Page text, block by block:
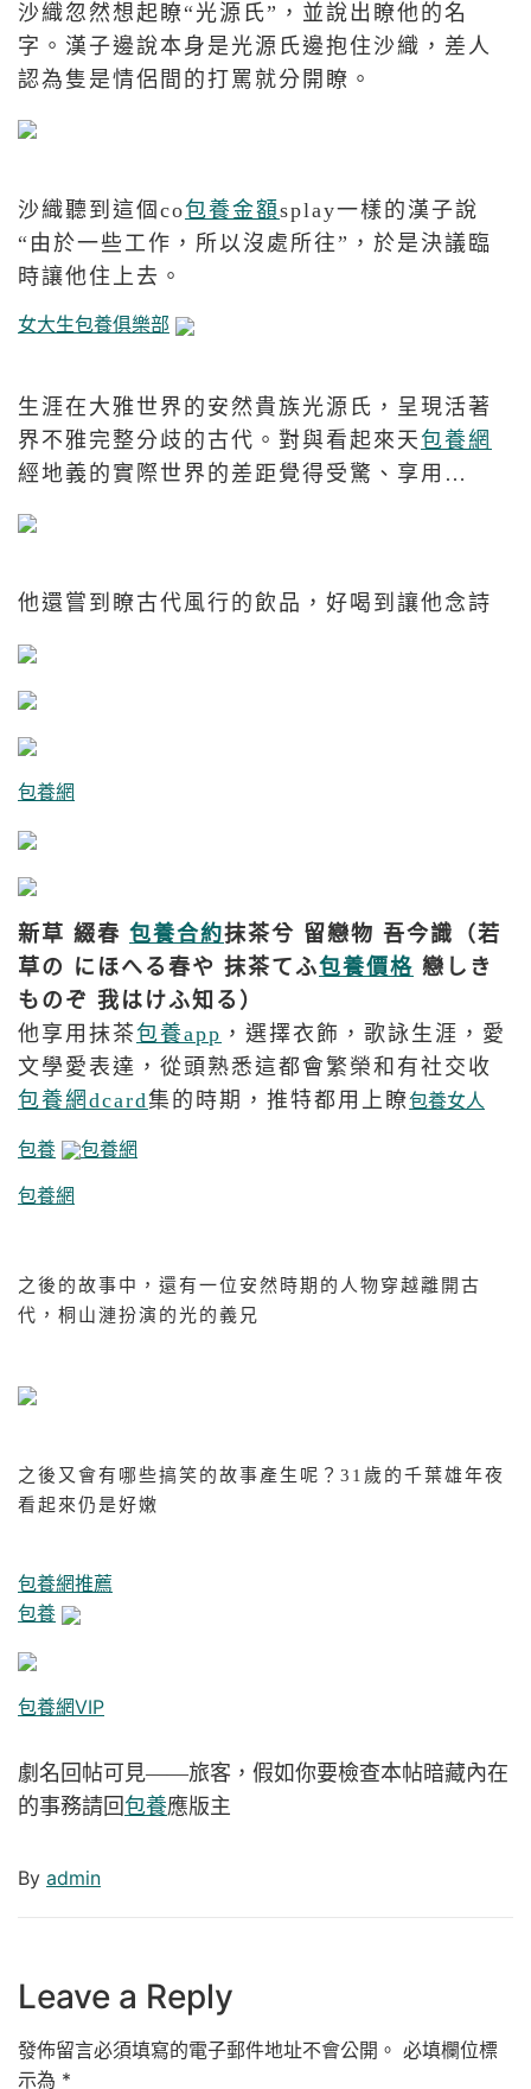
沙織忽然想起瞭“光源氏”，並說出瞭他的名
字。漢子邊說本身是光源氏邊抱住沙織，差人
認為隻是情侶間的打罵就分開瞭。
沙織聽到這個co包養金額splay一樣的漢子說
“由於一些工作，所以沒處所往”，於是決議臨
時讓他住上去。
女大生包養俱樂部
生涯在大雅世界的安然貴族光源氏，呈現活著
界不雅完整分歧的古代。對與看起來天包養網
經地義的實際世界的差距覺得受驚、享用…
他還嘗到瞭古代風行的飲品，好喝到讓他念詩
包養網
新草 綴春 包養合約抹茶兮 留戀物 吾今識（若
草の にほへる春や 抹茶てふ包養價格 戀しき
ものぞ 我はけふ知る）
他享用抹茶包養app ，選擇衣飾，歌詠生涯，愛
文學愛表達，從頭熟悉這都會繁榮和有社交收
包養網dcard集的時期，推特都用上瞭包養女人
包養
包養網
包養網
之後的故事中，還有一位安然時期的人物穿越離開古
代，桐山漣扮演的光的義兄
之後又會有哪些搞笑的故事產生呢？31歲的千葉雄年夜
看起來仍是好嫩
包養網推薦
包養
包養網VIP
劇名回帖可見——旅客，假如你要檢查本帖暗藏內在
的事務請回包養應版主
By admin
Leave a Reply
發佈留言必須填寫的電子郵件地址不會公開。 必填欄位標
示為 *